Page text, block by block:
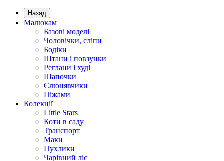
Назад
Малюкам
Базові моделі
Чоловічки, сліпи
Бодіки
Штани і повзунки
Реглани і худі
Шапочки
Слюнявчики
Піжами
Колекції
Little Stars
Коти в саду
Транспорт
Маки
Пухлики
Чарівний ліс